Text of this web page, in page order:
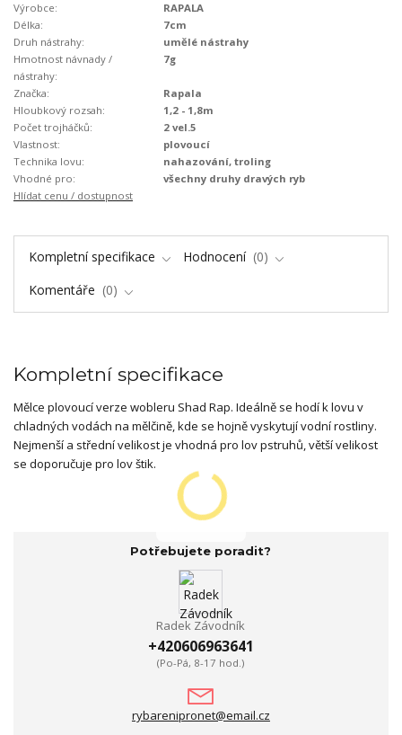
Výrobce:
RAPALA
Délka:
7cm
Druh nástrahy:
umělé nástrahy
Hmotnost návnady /
nástrahy:
7g
Značka:
Rapala
Hloubkový rozsah:
1,2 - 1,8m
Počet trojháčků:
2 vel.5
Vlastnost:
plovoucí
Technika lovu:
nahazování, troling
Vhodné pro:
všechny druhy dravých ryb
Hlídat cenu / dostupnost
Kompletní specifikace Hodnocení
0
Komentáře
0
Kompletní specifikace
Mělce plovoucí verze wobleru Shad Rap. Ideálně se hodí k lovu v
chladných vodách na mělčině, kde se hojně vyskytují vodní rostliny.
Nejmenší a střední velikost je vhodná pro lov pstruhů, větší velikost
se doporučuje pro lov štik.
Potřebujete poradit?
Radek Závodník
+420606963641
(Po-Pá, 8-17 hod.)
rybarenipronet@email.cz